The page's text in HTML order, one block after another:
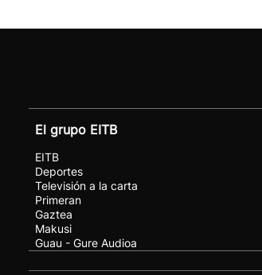
El grupo EITB
EITB
Deportes
Televisión a la carta
Primeran
Gaztea
Makusi
Guau - Gure Audioa